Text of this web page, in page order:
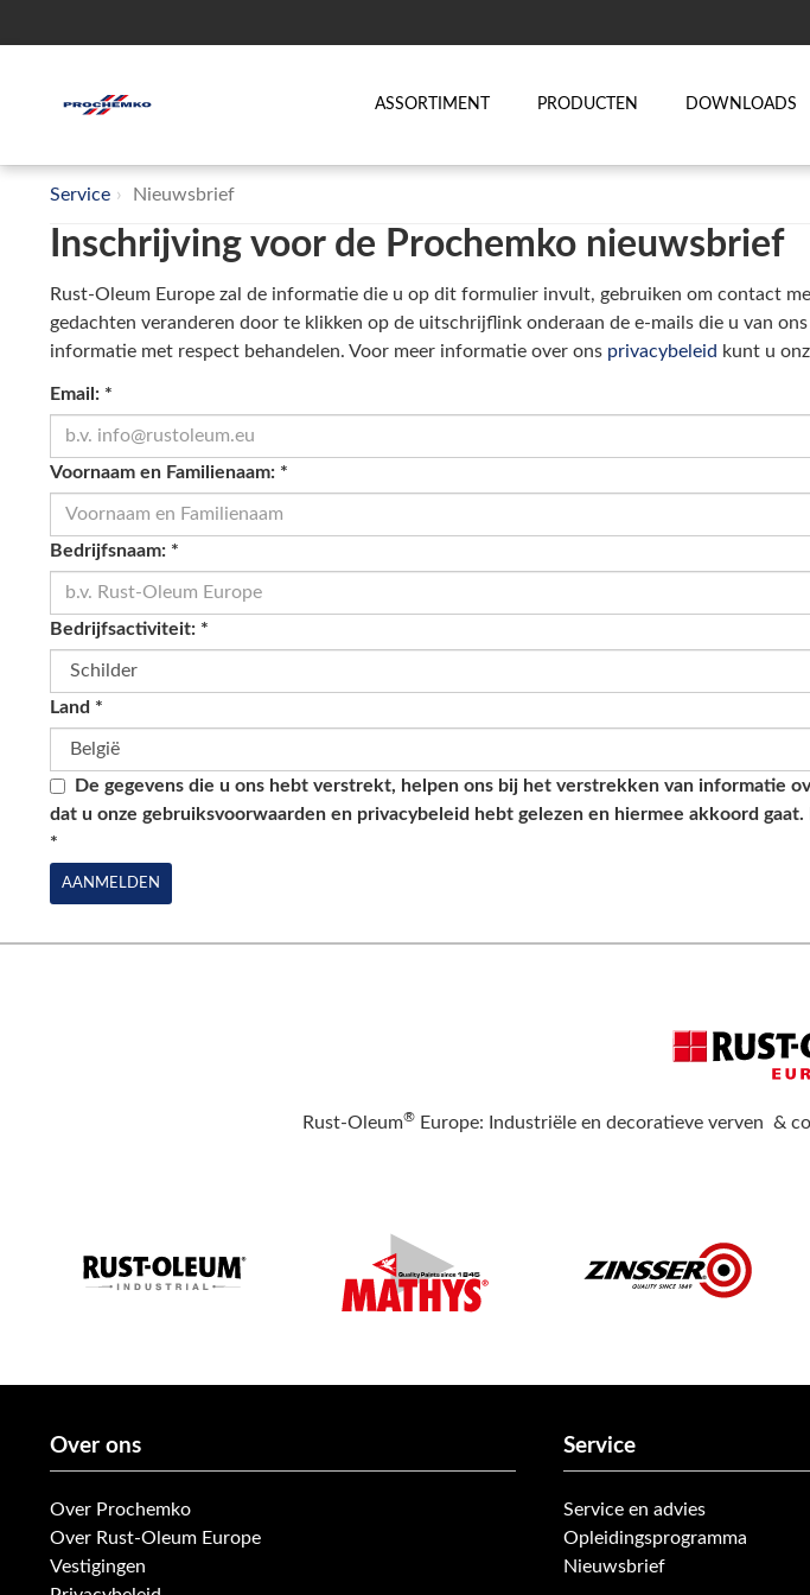
ASSORTIMENT PRODUCTEN DOWNLOADS
Service Nieuwsbrief
Inschrijving voor de Prochemko nieuwsbrief
Rust-Oleum Europe zal de informatie die u op dit formulier invult, gebruiken om contact
gedachten veranderen door te klikken op de uitschrijflink onderaan de e-mails die u van
informatie met respect behandelen. Voor meer informatie over ons privacybeleid kunt u
Email: *
Voornaam en Familienaam: *
Bedrijfsnaam: *
Bedrijfsactiviteit: *
Land *
De gegevens die u ons hebt verstrekt, helpen ons bij het verstrekken van informatie
dat u onze gebruiksvoorwaarden en privacybeleid hebt gelezen en hiermee akkoord
*
AANMELDEN
Rust-Oleum® Europe: Industriële en decoratieve verven &
Over ons
Over Prochemko
Over Rust-Oleum Europe
Vestigingen
Service
Service en advies
Opleidingsprogramma
Nieuwsbrief